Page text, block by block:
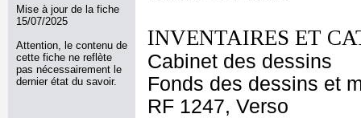
Mise à jour de la fiche
15/07/2025
Attention, le contenu de
cette fiche ne reflète
pas nécessairement le
dernier état du savoir.
INVENTAIRES ET
Cabinet des dessins
Fonds des dessins et
RF 1247, Verso